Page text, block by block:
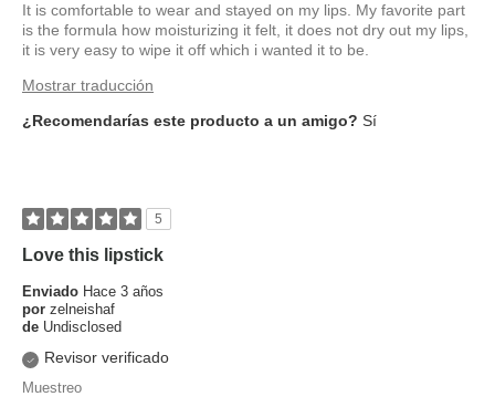
It is comfortable to wear and stayed on my lips. My favorite part
is the formula how moisturizing it felt, it does not dry out my lips,
it is very easy to wipe it off which i wanted it to be.
Mostrar traducción
¿Recomendarías este producto a un amigo? Sí
5
Love this lipstick
Enviado Hace 3 años
por zelneishaf
de Undisclosed
Revisor verificado
Muestreo